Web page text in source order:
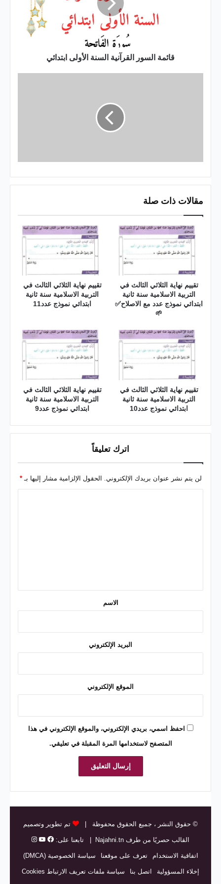
الأولى
ابتدائي
قائمة السور القرآنية السنة الأولى ابتدائي
مقالات ذات صلة
تقييم نهاية الثلاثي الثالث في
التربية الاسلامية سنة ثانية
ابتدائي نموذج عدد مع الاصلاح✅
🌱
تقييم نهاية الثلاثي الثالث في
التربية الاسلامية سنة ثانية
ابتدائي نموذج عدد11
تقييم نهاية الثلاثي الثالث في
التربية الاسلامية سنة ثانية
ابتدائي نموذج عدد10
تقييم نهاية الثلاثي الثالث في
التربية الاسلامية سنة ثانية
ابتدائي نموذج عدد9
اترك تعليقاً
لن يتم نشر عنوان بريدك الإلكتروني. الحقول الإلزامية مشار إليها بـ*
الاسم
البريد الإلكتروني
الموقع الإلكتروني
احفظ اسمي، بريدي الإلكتروني، والموقع الإلكتروني في هذا
المتصفح لاستخدامها المرة المقبلة في تعليقي.
© حقوق النشر ، جميع الحقوق محفوظة | تم تطوير وتصميم
القالب حصريًا من طرف Najahni.tn | تابعنا على:
اتفاقية الاستخدام تعرف على موقعنا سياسة الخصوصية (DMCA)
إخلاء المسؤولية اتصل بنا سياسة ملفات تعريف الارتباط Cookies